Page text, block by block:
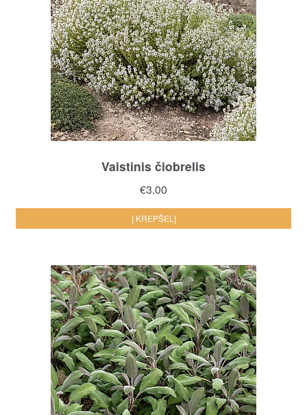
Vaistinis čiobrelis
€3.00
Į KREPŠELĮ